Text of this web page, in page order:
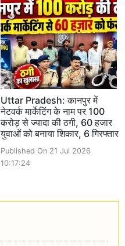
Uttar Pradesh: कानपुर में
नेटवर्क मार्केटिंग के नाम पर 100
करोड़ से ज्यादा की ठगी, 60 हजार
युवाओं को बनाया शिकार, 6 गिरफ्तार
Published On 21 Jul 2026
10:17:24